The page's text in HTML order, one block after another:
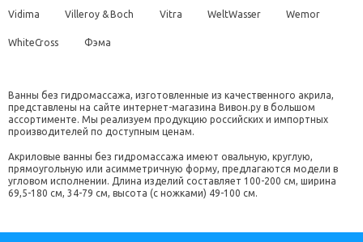
Vidima Villeroy & Boch Vitra WeltWasser Wemor
WhiteCross Фэма
Ванны без гидромассажа, изготовленные из качественного акрила,
представлены на сайте интернет-магазина Вивон.ру в большом
ассортименте. Мы реализуем продукцию российских и импортных
производителей по доступным ценам.
Акриловые ванны без гидромассажа имеют овальную, круглую,
прямоугольную или асимметричную форму, предлагаются модели в
угловом исполнении. Длина изделий составляет 100-200 см, ширина
69,5-180 см, 34-79 см, высота (с ножками) 49-100 см.